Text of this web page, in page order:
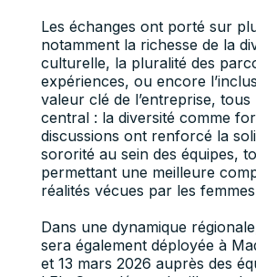
Les échanges ont porté sur
notamment la richesse de la
culturelle, la pluralité des
expériences, ou encore
valeur clé de l’entreprise, tous
central : la diversité comme
discussions ont renforcé la
sororité au sein des équipes,
permettant une meilleure
réalités vécues par les
Dans une dynamique
sera également déployée à
et 13 mars 2026 auprès des